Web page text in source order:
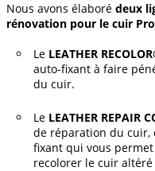
Nous avons élaboré deux
rénovation pour le cuir
Le LEATHER
auto-fixant à faire
du cuir.
Le LEATHER REPAIR
de réparation du cuir,
fixant qui vous
recolorer le cuir